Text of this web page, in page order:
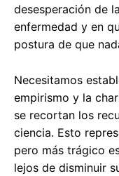
desesperación de
enfermedad y en
postura de que
Necesitamos
empirismo y la
se recortan los
ciencia. Esto
pero más trágico
lejos de disminuir